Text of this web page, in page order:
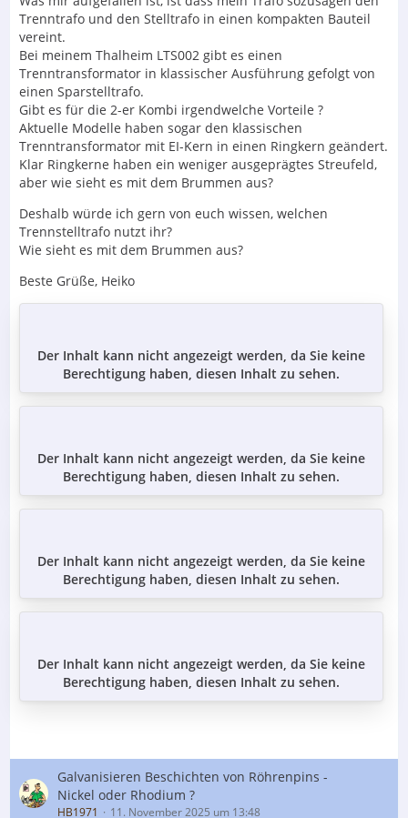
Trenntrafo und den Stelltrafo in einen kompakten Bauteil
vereint.
Bei meinem Thalheim LTS002 gibt es einen
Trenntransformator in klassischer Ausführung gefolgt von
einen Sparstelltrafo.
Gibt es für die 2-er Kombi irgendwelche Vorteile ?
Aktuelle Modelle haben sogar den klassischen
Trenntransformator mit EI-Kern in einen Ringkern geändert.
Klar Ringkerne haben ein weniger ausgeprägtes Streufeld,
aber wie sieht es mit dem Brummen aus?
Deshalb würde ich gern von euch wissen, welchen
Trennstelltrafo nutzt ihr?
Wie sieht es mit dem Brummen aus?
Beste Grüße, Heiko
Der Inhalt kann nicht angezeigt werden, da Sie keine
Berechtigung haben, diesen Inhalt zu sehen.
Der Inhalt kann nicht angezeigt werden, da Sie keine
Berechtigung haben, diesen Inhalt zu sehen.
Der Inhalt kann nicht angezeigt werden, da Sie keine
Berechtigung haben, diesen Inhalt zu sehen.
Der Inhalt kann nicht angezeigt werden, da Sie keine
Berechtigung haben, diesen Inhalt zu sehen.
Galvanisieren Beschichten von Röhrenpins -
Nickel oder Rhodium ?
HB1971 11. November 2025 um 13:48